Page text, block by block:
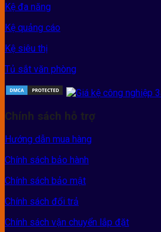
Kệ đa năng
Kệ quảng cáo
Kệ siêu thị
Tủ sắt văn phòng
Chính sách hỗ trợ
Hướng dẫn mua hàng
Chính sách bảo hành
Chính sách bảo mật
Chính sách đổi trả
Chính sách vận chuyển lắp đặt